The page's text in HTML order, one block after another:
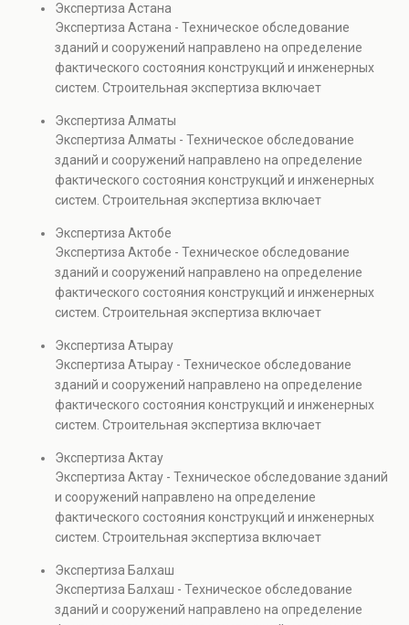
элементов и оценку эксплуатационной безопасности.
Услуга востребована при покупке недвижимости,
капитальном ремонте и реконструкции объектов, а
также при судебных разбирательствах и технических
проверках.
Экспертиза Астана
Экспертиза Астана - Техническое обследование
зданий и сооружений направлено на определение
фактического состояния конструкций и инженерных
систем. Строительная экспертиза включает
элементов и оценку эксплуатационной безопасности.
Услуга востребована при покупке недвижимости,
капитальном ремонте и реконструкции объектов, а
также при судебных разбирательствах и технических
проверках.
Экспертиза Алматы
Экспертиза Алматы - Техническое обследование
зданий и сооружений направлено на определение
фактического состояния конструкций и инженерных
систем. Строительная экспертиза включает
элементов и оценку эксплуатационной безопасности.
Услуга востребована при покупке недвижимости,
капитальном ремонте и реконструкции объектов, а
также при судебных разбирательствах и технических
проверках.
Экспертиза Актобе
Экспертиза Актобе - Техническое обследование
зданий и сооружений направлено на определение
фактического состояния конструкций и инженерных
систем. Строительная экспертиза включает
элементов и оценку эксплуатационной безопасности.
Услуга востребована при покупке недвижимости,
капитальном ремонте и реконструкции объектов, а
также при судебных разбирательствах и технических
проверках.
Экспертиза Атырау
Экспертиза Атырау - Техническое обследование
зданий и сооружений направлено на определение
фактического состояния конструкций и инженерных
систем. Строительная экспертиза включает
элементов и оценку эксплуатационной безопасности.
Услуга востребована при покупке недвижимости,
капитальном ремонте и реконструкции объектов, а
также при судебных разбирательствах и технических
проверках.
Экспертиза Актау
Экспертиза Актау - Техническое обследование зданий
и сооружений направлено на определение
фактического состояния конструкций и инженерных
систем. Строительная экспертиза включает
элементов и оценку эксплуатационной безопасности.
Услуга востребована при покупке недвижимости,
капитальном ремонте и реконструкции объектов, а
Экспертиза Балхаш
Экспертиза Балхаш - Техническое обследование
зданий и сооружений направлено на определение